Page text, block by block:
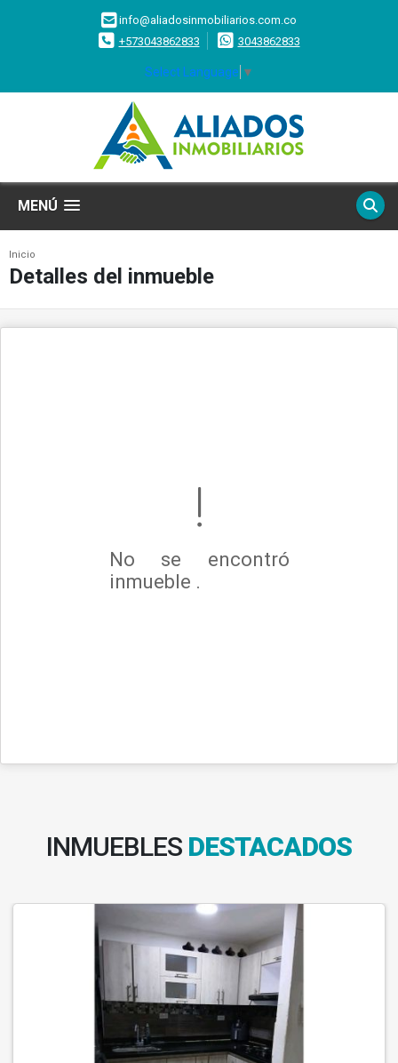
info@aliadosinmobiliarios.com.co
+573043862833
3043862833
Select Language ▼
MENÚ
Inicio
Detalles del inmueble
No se encontró
inmueble .
INMUEBLES DESTACADOS